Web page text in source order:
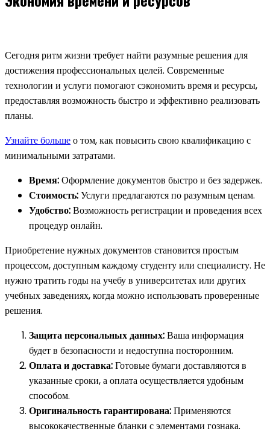
Сегодня ритм жизни требует найти разумные решения для
достижения профессиональных целей. Современные
технологии и услуги помогают сэкономить время и ресурсы,
предоставляя возможность быстро и эффективно реализовать
планы.
Узнайте большео том, как повысить свою квалификацию с
минимальными затратами.
Время:Оформление документов быстро и без задержек.
Стоимость:Услуги предлагаются по разумным ценам.
Удобство:Возможность регистрации и проведения всех
процедур онлайн.
Приобретение нужных документов становится простым
процессом, доступным каждому студенту или специалисту. Не
нужно тратить годы на учебу в университетах или других
учебных заведениях, когда можно использовать проверенные
решения.
Защита персональных данных:Ваша информация
будет в безопасности и недоступна посторонним.
Оплата и доставка:Готовые бумаги доставляются в
указанные сроки, а оплата осуществляется удобным
способом.
Оригинальность гарантирована:Применяются
высококачественные бланки с элементами гознака.